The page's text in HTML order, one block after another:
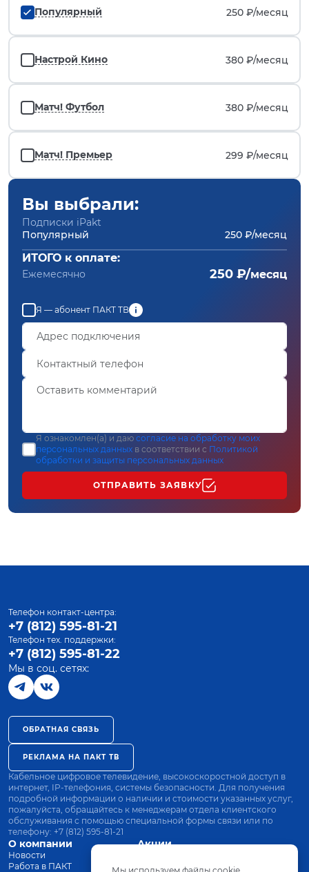
Популярный 250 ₽/месяц
Настрой Кино 380 ₽/месяц
Матч! Футбол 380 ₽/месяц
Матч! Премьер 299 ₽/месяц
Вы выбрали:
Подписки iPakt
Популярный
250 ₽/месяц
ИТОГО к оплате:
Ежемесячно 250 ₽/месяц
Я — абонент ПАКТ ТВ
Я ознакомлен(а) и даю согласие на обработку моих
персональных данных в соответствии с Политикой
обработки и защиты персональных данных
ОТПРАВИТЬ ЗАЯВКУ
О компании
Новости
Работа в ПАКТ
Акции
Оплата
Телефон контакт-центра:
+7 (812) 595-81-21
Телефон тех. поддержки:
+7 (812) 595-81-22
Мы в соц. сетях:
ОБРАТНАЯ СВЯЗЬ
РЕКЛАМА НА ПАКТ ТВ
Кабельное цифровое телевидение, высокоскоростной доступ в
интернет, IP-телефония, системы безопасности. Для получения
подробной информации о наличии и стоимости указанных услуг,
пожалуйста, обращайтесь к менеджерам отдела клиентского
обслуживания с помощью специальной формы связи или по
телефону: +7 (812) 595-81-21